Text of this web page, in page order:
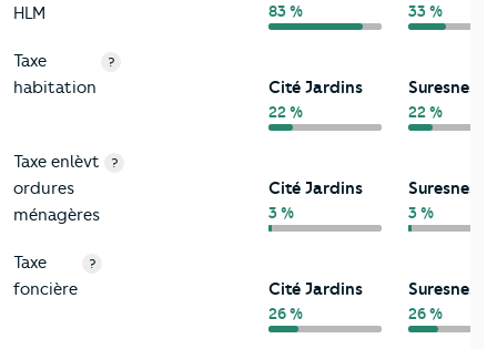
HLM
83 % 33 %
Taxe
habitation
?
Cité Jardins
22 %
Suresnes
22 %
Taxe enlèvt
ordures
ménagères
?
Cité Jardins
3 %
Suresnes
3 %
Taxe
foncière
?
Cité Jardins
26 %
Suresnes
26 %